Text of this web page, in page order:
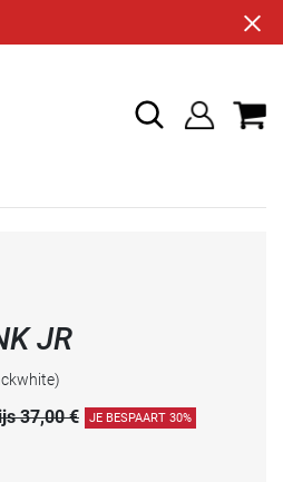
JR
37,00 € JE BESPAART 30%